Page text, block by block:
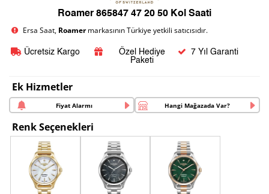
Roamer 865847 47 20 50 Kol Saati
Ersa Saat, Roamermarkasının Türkiye yetkili satıcısıdır.
Ücretsiz Kargo
Özel Hediye
Paketi
7 Yıl Garanti
Ek Hizmetler
Fiyat Alarmı Hangi Mağazada Var?
Renk Seçenekleri